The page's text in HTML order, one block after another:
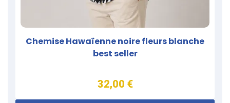
Chemise Hawaïenne noire fleurs blanche
best seller
32,00 €